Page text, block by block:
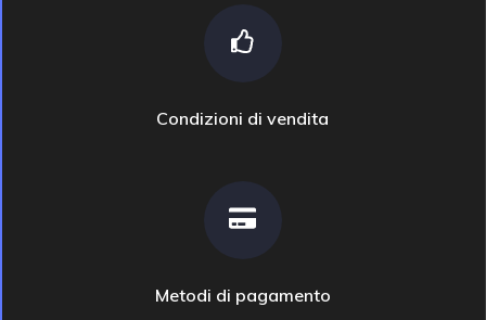
Condizioni di vendita
Metodi di pagamento